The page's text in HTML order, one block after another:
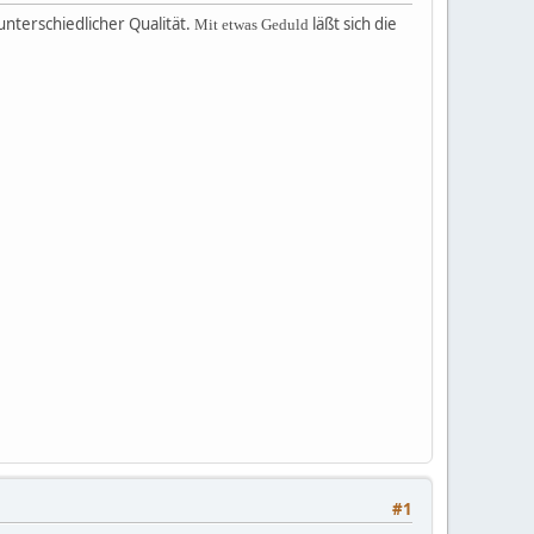
Qualität. Mit etwas Geduld läßt sich die
#1